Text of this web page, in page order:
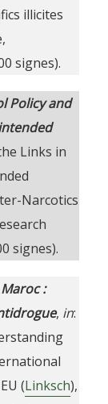
illicites
signes).
Policy and
Links in
Narcotics
signes).
:
, in:
(Linksch),